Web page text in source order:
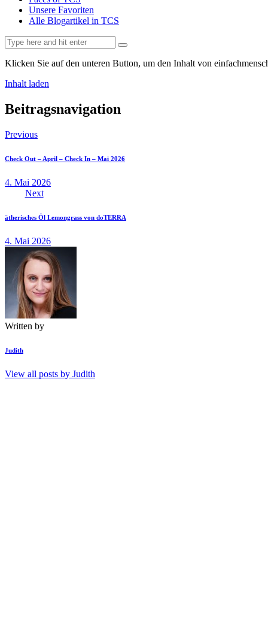
Unsere Favoriten
Alle Blogartikel in TCS
Klicken Sie auf den unteren Button, um den Inhalt von
Inhalt laden
Beitragsnavigation
Previous
Check Out – April – Check In – Mai 2026
4. Mai 2026
Next
ätherisches Öl Lemongrass von doTERRA
4. Mai 2026
Written by
Judith
View all posts by Judith